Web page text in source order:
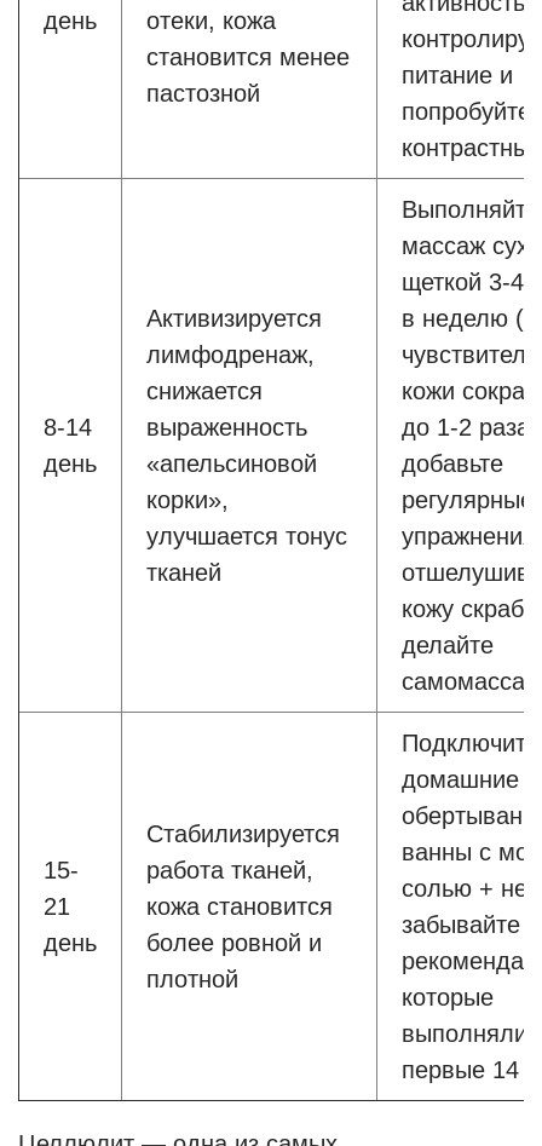
день
отеки, кожа
становится менее
пастозной
питание и
попробуйте
8-14
день
Активизируется
лимфодренаж,
снижается
выраженность
«апельсиновой
корки»,
улучшается тонус
тканей
Выполняйте
массаж
щеткой 3-4
в неделю
кожи
до 1-2
добавьте
регулярные
упражнения,
кожу
делайте
самомассаж
15-
21
день
Стабилизируется
работа тканей,
кожа становится
более ровной и
плотной
Подключите
домашние
ванны с
солью + не
забывайте
которые
выполняли
первые 14